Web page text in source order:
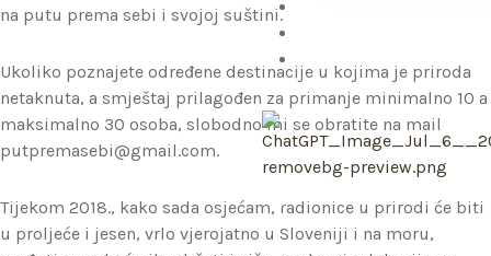
X
na putu prema sebi i svojoj suštini.
Ukoliko poznajete određene destinacije u kojima je priroda
netaknuta, a smještaj prilagođen za primanje minimalno 10 a
maksimalno 30 osoba, slobodno mi se obratite na mail
putpremasebi@gmail.com.
Tijekom 2018., kako sada osjećam, radionice u prirodi će biti
u proljeće i jesen, vrlo vjerojatno u Sloveniji i na moru,